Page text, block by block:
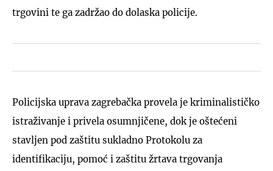
trgovini te ga zadržao do dolaska policije.
Policijska uprava zagrebačka provela je kriminalističko
istraživanje i privela osumnjičene, dok je oštećeni
stavljen pod zaštitu sukladno Protokolu za
identifikaciju, pomoć i zaštitu žrtava trgovanja